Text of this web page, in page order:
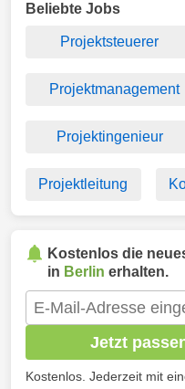
Beliebte Jobs
Projektsteuerer
Projektmanagement
Projektingenieur
Projektleitung
Kostenlos die
in Berlin erhalten.
Jetzt
Kostenlos. Jederzeit mit